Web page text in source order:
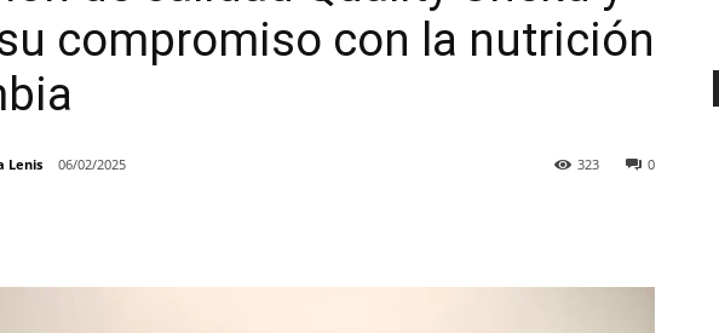
compromiso con la nutrición
Lenis 06/02/2025 0
323